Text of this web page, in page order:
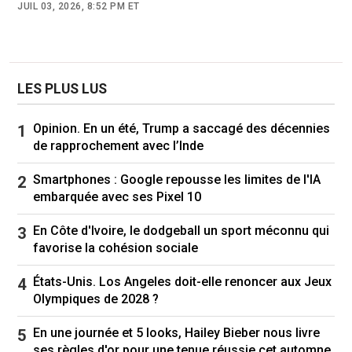
JUIL 03, 2026, 8:52 PM ET
LES PLUS LUS
Opinion. En un été, Trump a saccagé des décennies
de rapprochement avec l’Inde
Smartphones : Google repousse les limites de l'IA
embarquée avec ses Pixel 10
En Côte d'Ivoire, le dodgeball un sport méconnu qui
favorise la cohésion sociale
États-Unis. Los Angeles doit-elle renoncer aux Jeux
Olympiques de 2028 ?
En une journée et 5 looks, Hailey Bieber nous livre